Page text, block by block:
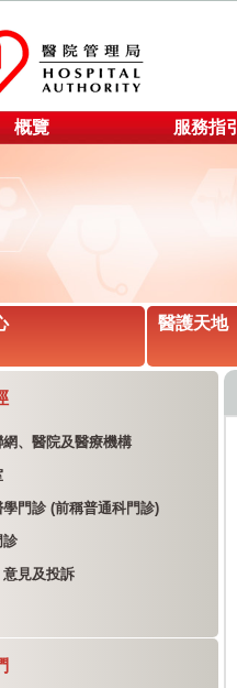
概覽 服務指引
醫護天地
網、醫院及醫療機構
門診 (前稱普通科門診)
診
意見及投訴